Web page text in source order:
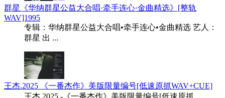
群星《华纳群星公益大合唱·牵手连心·金曲精选》[整轨
WAV]1995
专辑：华纳群星公益大合唱•牵手连心•金曲精选 艺人：
群星 出 ...
王杰.2025 《一番杰作》美版限量编号[低速原抓WAV+CUE]